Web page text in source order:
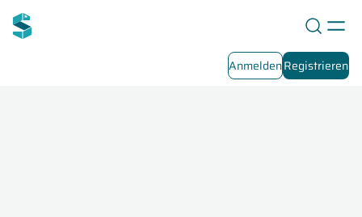
AnmeldenRegistrieren